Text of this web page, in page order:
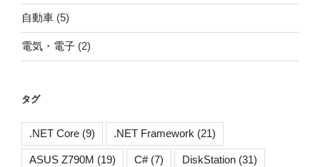
自動車 (5)
電気・電子 (2)
タグ
.NET Core (9) .NET Framework (21)
ASUS Z790M (19) C#(7) DiskStation (31)